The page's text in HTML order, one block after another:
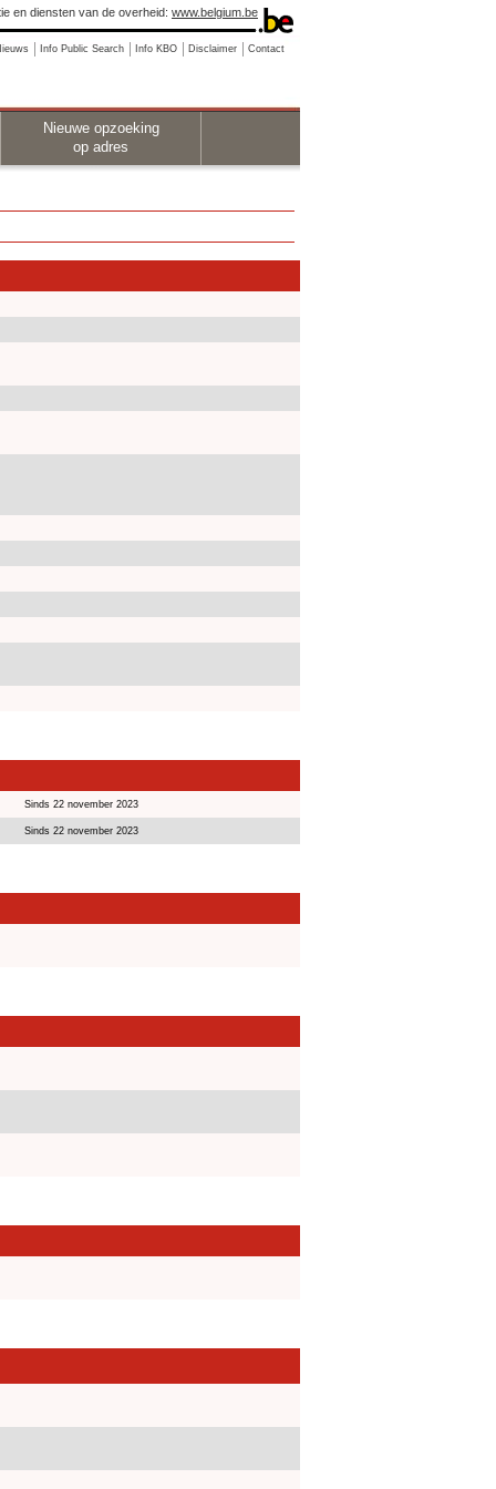
en diensten van de overheid: www.belgium.be
Info Public Search Info KBO Disclaimer Contact
Nieuwe opzoeking
op adres
Sinds 22 november 2023
Sinds 22 november 2023